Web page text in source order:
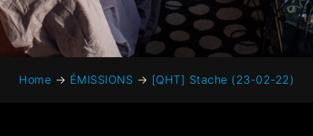
Home → ÉMISSIONS → [QHT] Stache (23-02-22)